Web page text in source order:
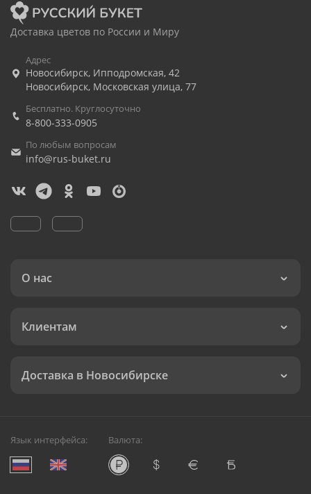
Доставка цветов по России и Миру
Адрес
Новосибирск, Ипподромская, 42
Новосибирск, Московская улица, 77
Бесплатно. Круглосуточно
8-800-333-0905
По любым вопросам
info@rus-buket.ru
О нас
Клиентам
Доставка в Новосибирске
Язык интерфейса: Валюта: